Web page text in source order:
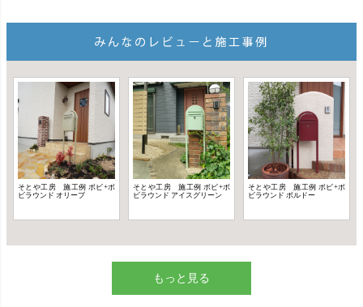
もっと見る